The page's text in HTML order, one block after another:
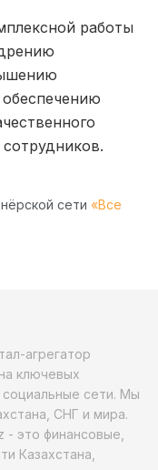
работы
сети «Все
агрегатор
ключевых
социальные сети. Мы
СНГ и мира.
- это финансовые,
Казахстана,